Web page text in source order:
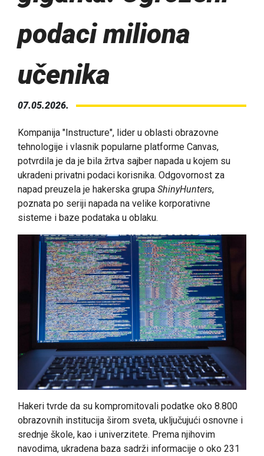
podaci miliona
učenika
07.05.2026.
Kompanija "Instructure", lider u oblasti obrazovne
tehnologije i vlasnik popularne platforme Canvas,
potvrdila je da je bila žrtva sajber napada u kojem su
ukradeni privatni podaci korisnika. Odgovornost za
napad preuzela je hakerska grupa ShinyHunters,
poznata po seriji napada na velike korporativne
sisteme i baze podataka u oblaku.
Hakeri tvrde da su kompromitovali podatke oko 8.800
obrazovnih institucija širom sveta, uključujući osnovne i
srednje škole, kao i univerzitete. Prema njihovim
navodima, ukradena baza sadrži informacije o oko 231